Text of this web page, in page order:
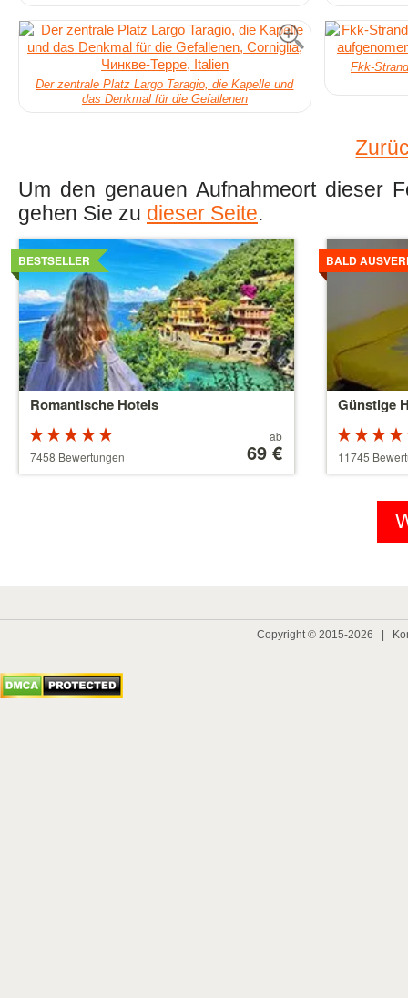
Der zentrale Platz Largo Taragio, die Kapelle und
das Denkmal für die Gefallenen
Fkk-
Um den genauen Aufnahmeort dieser
gehen Sie zu dieser Seite.
Romantische Hotels
BESTSELLER
Sternen
7458 Bewertungen
ab
69 €
Details
ansehen
Günstige
BALD
Sternen
11745
Details
ansehen
Copyright © 2015-2026 |